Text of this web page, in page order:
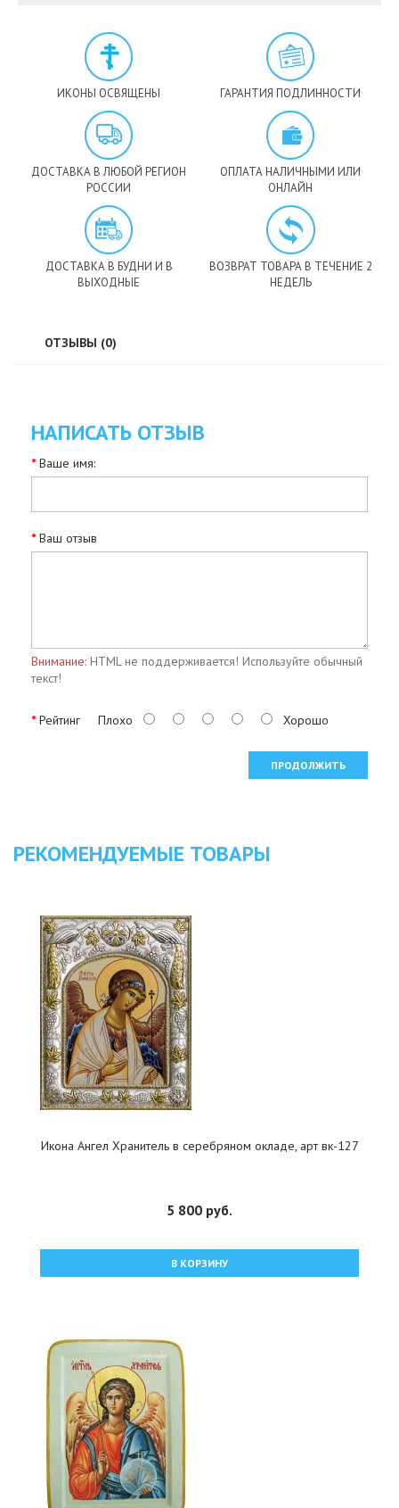
ИКОНЫ ОСВЯЩЕНЫ ГАРАНТИЯ ПОДЛИННОСТИ
ДОСТАВКА В ЛЮБОЙ РЕГИОН
РОССИИ
ОПЛАТА НАЛИЧНЫМИ ИЛИ
ОНЛАЙН
ДОСТАВКА В БУДНИ И В
ВЫХОДНЫЕ
ВОЗВРАТ ТОВАРА В ТЕЧЕНИЕ 2
НЕДЕЛЬ
ОТЗЫВЫ (0)
НАПИСАТЬ ОТЗЫВ
Ваше имя:
Ваш отзыв
Внимание: HTML не поддерживается! Используйте обычный
текст!
Рейтинг Плохо Хорошо
ПРОДОЛЖИТЬ
РЕКОМЕНДУЕМЫЕ ТОВАРЫ
Икона Ангел Хранитель в серебряном окладе, арт вк-127
5 800 руб.
В КОРЗИНУ